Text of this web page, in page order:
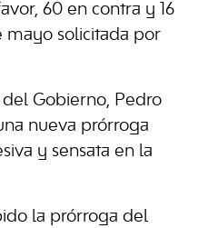
60 en contra y 16
mayo solicitada por
Gobierno, Pedro
nueva prórroga
y sensata en la
la prórroga del